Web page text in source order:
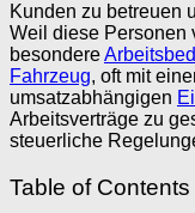
Kunden zu betreuen
Weil diese Personen
besondere
Fahrzeug, oft mit
umsatzabhängigen
Arbeitsverträge zu
steuerliche
Table of Contents